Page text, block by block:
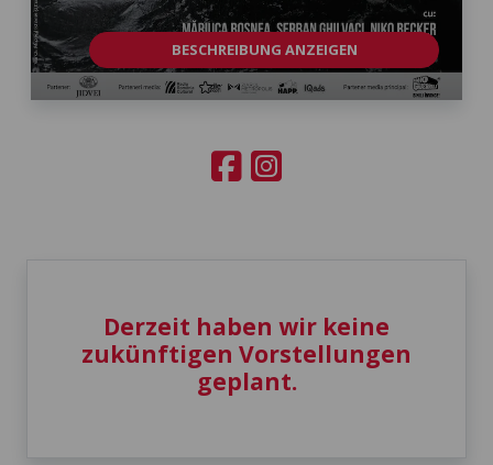
BESCHREIBUNG ANZEIGEN
Derzeit haben wir keine
zukünftigen Vorstellungen
geplant.